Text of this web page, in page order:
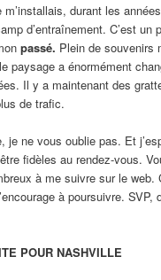
m’installais, durant les
d’entraînement. C’est un
passé. Plein de souvenirs
paysage a énormément
Il y a maintenant des
de trafic.
je ne vous oublie pas. Et
fidèles au rendez-vous.
à me suivre sur le web.
à poursuivre. SVP,
POUR NASHVILLE